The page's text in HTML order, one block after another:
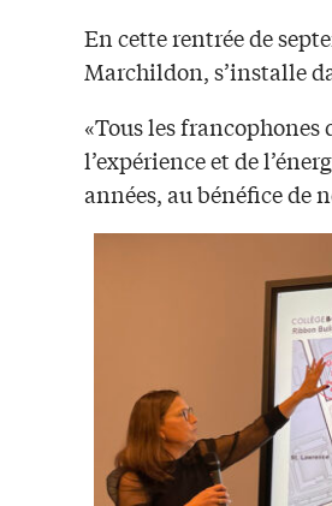
En cette rentrée de
Marchildon, s’installe
«Tous les
l’expérience et de
années, au bénéfice de